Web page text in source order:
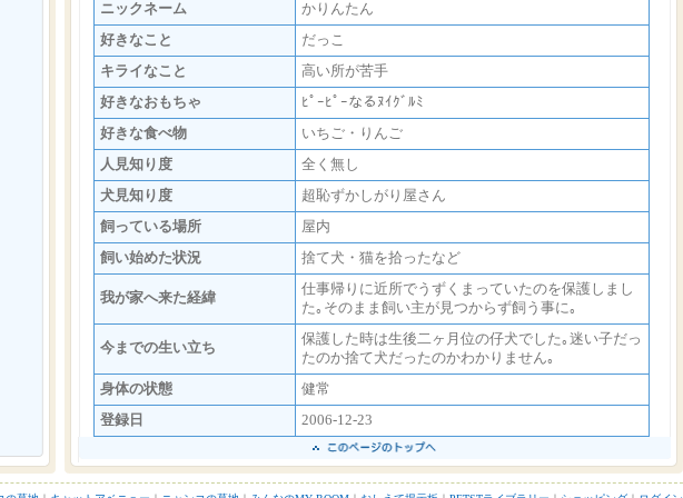
ニックネーム
かりんたん
好きなこと
だっこ
キライなこと
高い所が苦手
好きなおもちゃ
ﾋﾟｰﾋﾟｰなるﾇｲｸﾞﾙﾐ
好きな食べ物
いちご・りんご
人見知り度
全く無し
犬見知り度
超恥ずかしがり屋さん
飼っている場所
屋内
飼い始めた状況
捨て犬・猫を拾ったなど
我が家へ来た経緯
仕事帰りに近所でうずくまっていたのを保護しまし
た｡そのまま飼い主が見つからず飼う事に｡
今までの生い立ち
保護した時は生後二ヶ月位の仔犬でした｡迷い子だっ
たのか捨て犬だったのかわかりません｡
身体の状態
健常
登録日
2006-12-23